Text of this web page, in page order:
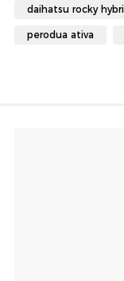
daihatsu rocky
perodua ativa